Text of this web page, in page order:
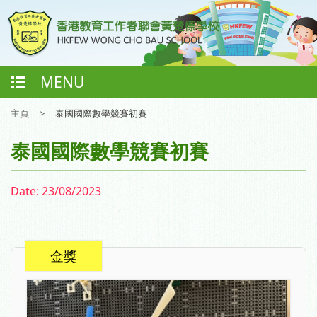
MENU
主頁 > 泰國國際數學競賽初賽
泰國國際數學競賽初賽
Date: 23/08/2023
金獎